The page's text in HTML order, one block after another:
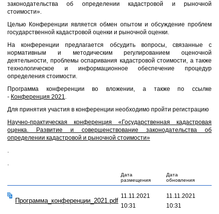
законодательства об определении кадастровой и рыночной
стоимости».
Целью Конференции является обмен опытом и обсуждение проблем
государственной кадастровой оценки и рыночной оценки.
На конференции предлагается обсудить вопросы, связанные с
нормативным и методическим регулированием оценочной
деятельности, проблемы оспаривания кадастровой стоимости, а также
технологическое и информационное обеспечение процедур
определения стоимости.
Программа конференции во вложении, а также по ссылке
- Конференция 2021.
Для принятия участия в конференции необходимо пройти регистрацию
Научно-практическая конференция «Государственная кадастровая
оценка. Развитие и совершенствование законодательства об
определении кадастровой и рыночной стоимости»
.
.
Дата
размещения
Дата
обновления
Программа_конференции_2021.pdf
11.11.2021
10:31
11.11.2021
10:31